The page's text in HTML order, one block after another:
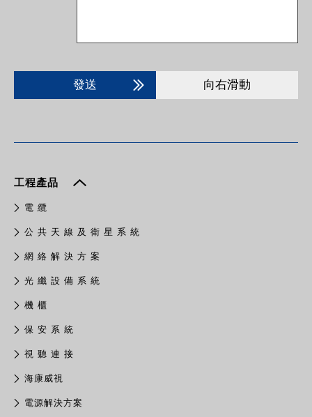
發送 向右滑動
工程產品
電 纜
公 共 天 線 及 衛 星 系 統
網 絡 解 決 方 案
光 纖 設 備 系 統
機 櫃
保 安 系 統
視 聽 連 接
​海康威視
電源解決方案